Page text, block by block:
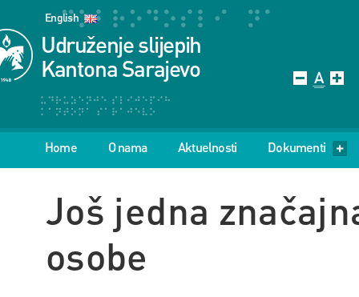
English
Udruženje slijepih
Kantona Sarajevo
Home O nama Aktuelnosti Dokumenti
Još jedna
osobe